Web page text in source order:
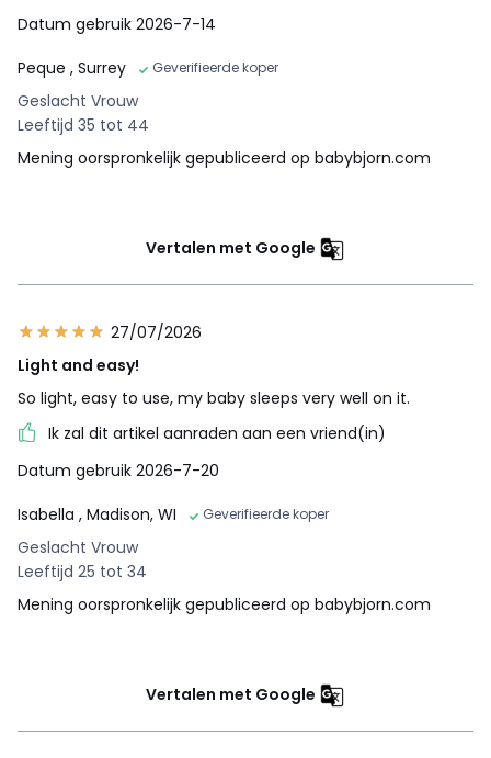
Datum gebruik 2026-7-14
Peque , Surrey Geverifieerde koper
Geslacht Vrouw
Leeftijd 35 tot 44
Mening oorspronkelijk gepubliceerd op babybjorn.com
Vertalen met Google
27/07/2026
Light and easy!
So light, easy to use, my baby sleeps very well on it.
Ik zal dit artikel aanraden aan een vriend(in)
Datum gebruik 2026-7-20
Isabella , Madison, WI Geverifieerde koper
Geslacht Vrouw
Leeftijd 25 tot 34
Mening oorspronkelijk gepubliceerd op babybjorn.com
Vertalen met Google